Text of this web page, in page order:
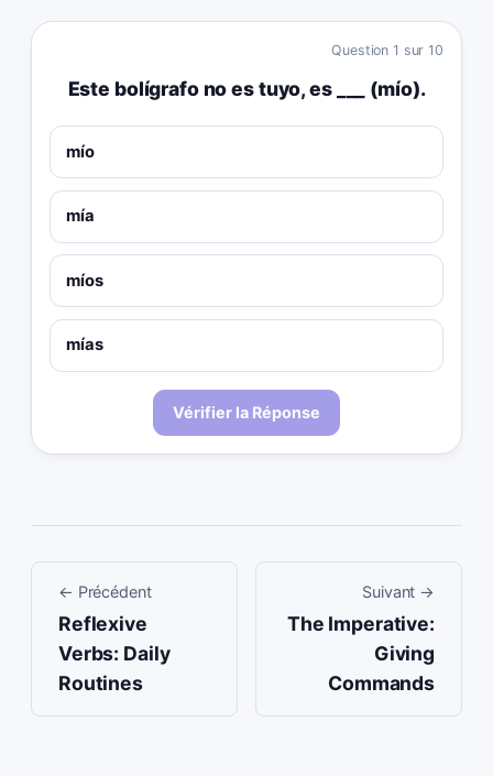
Question 1 sur 10
Este bolígrafo no es tuyo, es ___ (mío).
mío
mía
míos
mías
Vérifier la Réponse
← Précédent
Reflexive
Verbs: Daily
Routines
Suivant →
The Imperative:
Giving
Commands